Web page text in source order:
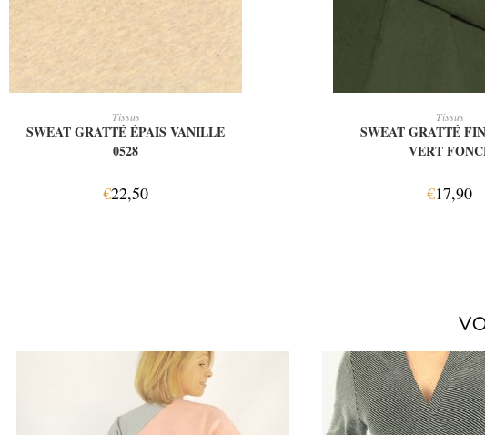
Tissus
SWEAT GRATTÉ ÉPAIS VANILLE
0528
€22,50
Tissus
SWEAT GRATTÉ
VERT
€17,90